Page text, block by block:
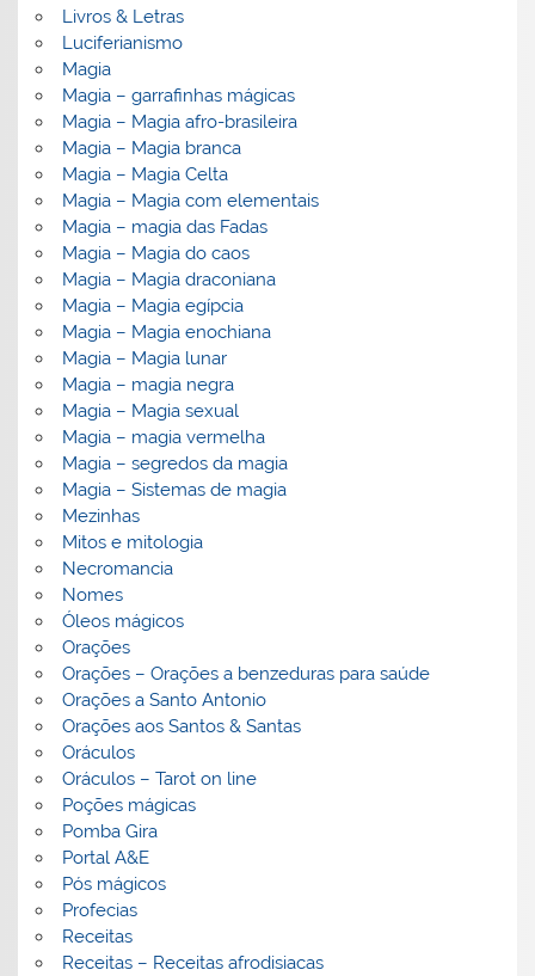
Livros & Letras
Luciferianismo
Magia
Magia – garrafinhas mágicas
Magia – Magia afro-brasileira
Magia – Magia branca
Magia – Magia Celta
Magia – Magia com elementais
Magia – magia das Fadas
Magia – Magia do caos
Magia – Magia draconiana
Magia – Magia egípcia
Magia – Magia enochiana
Magia – Magia lunar
Magia – magia negra
Magia – Magia sexual
Magia – magia vermelha
Magia – segredos da magia
Magia – Sistemas de magia
Mezinhas
Mitos e mitologia
Necromancia
Nomes
Óleos mágicos
Orações
Orações – Orações a benzeduras para saúde
Orações a Santo Antonio
Orações aos Santos & Santas
Oráculos
Oráculos – Tarot on line
Poções mágicas
Pomba Gira
Portal A&E
Pós mágicos
Profecias
Receitas
Receitas – Receitas afrodisiacas